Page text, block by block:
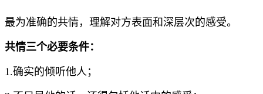
最为准确的共情，理解对方表面和深层次的感受。
共情三个必要条件：
1.确实的倾听他人；